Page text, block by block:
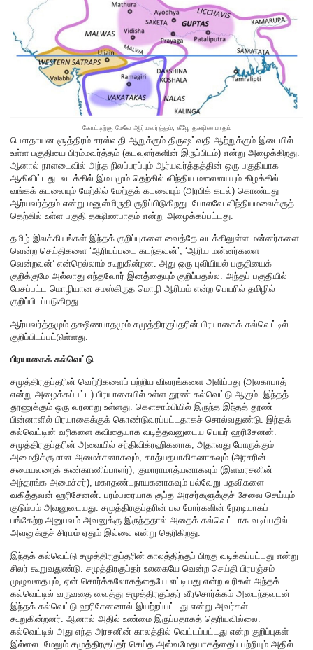
கோட்டிற்கு மேலே ஆர்யவர்த்தம், கீழே தக்ஷிணபாதம்
பௌதாயன சூத்திரம் சரஸ்வதி ஆறுக்கும் திருஷட்வதி ஆற்றுக்கும் இடையில்
உள்ள பகுதியை பிரம்மவர்த்தம் (கடவுளர்களின் இருப்பிடம்) என்று அழைக்கிறது.
ஆனால் நாளடைவில் அந்த நிலப்பரப்பும் ஆர்யவர்த்தத்தின் ஒரு பகுதியாக
ஆகிவிட்டது. வடக்கில் இமயமும் தெற்கில் விந்திய மலையையும் கிழக்கில்
வங்கக் கடலையும் மேற்கில் மேற்குக் கடலையும் (அரபிக் கடல்) கொண்டது
ஆர்யவர்த்தம் என்று மனுஸ்மிருதி குறிப்பிடுகிறது. போலவே விந்தியமலைக்குத்
தெற்கில் உள்ள பகுதி தக்ஷிணபாதம் என்று அழைக்கப்பட்டது.
தமிழ் இலக்கியங்கள் இந்தக் குறிப்புகளை வைத்தே வடக்கிலுள்ள மன்னர்களை
வென்ற செய்திகளை ‘ஆரியப்படை கடந்தவன்’, ‘ஆரிய மன்னர்களை
வென்றவன்’ என்றெல்லாம் கூறுகின்றன. அது ஒரு புவியியல் பகுதியைக்
குறிக்குமே அல்லாது எந்தவோர் இனத்தையும் குறிப்பதல்ல. அந்தப் பகுதியில்
பேசப்பட்ட மொழியான சமஸ்கிருத மொழி ஆரியம் என்ற பெயரில் தமிழில்
குறிப்பிடப்படுகிறது.
ஆர்யவர்த்தமும் தக்ஷிணபாதமும் சமுத்திரகுப்தரின் பிரயாகைக் கல்வெட்டில்
குறிப்பிடப்பட்டுள்ளது.
பிரயாகைக் கல்வெட்டு
சமுத்திரகுப்தரின் வெற்றிகளைப் பற்றிய விவரங்களை அளிப்பது (அலகாபாத்
என்று அழைக்கப்பட்ட) பிரயாகையில் உள்ள தூண் கல்வெட்டு ஆகும். இந்தத்
தூணுக்கும் ஒரு வரலாறு உள்ளது. கௌசாம்பியில் இருந்த இந்தத் தூண்
பின்னாளில் பிரயாகைக்குக் கொண்டுவரப்பட்டதாகச் சொல்வதுண்டு. இந்தக்
கல்வெட்டின் வரிகளை கவிதையாக வடித்தவனுடைய பெயர் ஹரிசேனன்.
சமுத்திரகுப்தரின் அவையில் சந்திவிக்ரஹிகனாக, அதாவது போருக்கும்
அமைதிக்குமான அமைச்சனாகவும், காத்யதபாகிகனாகவும் (அரசரின்
சமையலறைக் கண்காணிப்பாளர்), குமாராமாத்யனாகவும் (இளவரசனின்
அந்தரங்க அமைச்சர்), மகாதண்டநாயகனாகவும் பல்வேறு பதவிகளை
வகித்தவன் ஹரிசேனன். பரம்பரையாக குப்த அரசர்களுக்குச் சேவை செய்யும்
குடும்பம் அவனுடையது. சமுத்திரகுப்தரின் பல போர்களின் நேரடியாகப்
பங்கேற்ற அனுபவம் அவனுக்கு இருந்ததால் அதைக் கல்வெட்டாக வடிப்பதில்
அவனுக்குச் சிரமம் ஏதும் இல்லை என்று தெரிகிறது.
இந்தக் கல்வெட்டு சமுத்திரகுப்தரின் காலத்திற்குப் பிறகு வடிக்கப்பட்டது என்று
சிலர் கூறுவதுண்டு. சமுத்திரகுப்தர் உலகையே வென்ற செய்தி பிரபஞ்சம்
முழுவதையும், ஏன் சொர்க்கலோகத்தையே எட்டியது என்ற வரிகள் அந்தக்
கல்வெட்டில் வருவதை வைத்து சமுத்திரகுப்தர் வீரசொர்க்கம் அடைந்தவுடன்
இந்தக் கல்வெட்டு ஹரிசேனனால் இயற்றப்பட்டது என்று அவர்கள்
கூறுகின்றனர். ஆனால் அதில் உண்மை இருப்பதாகத் தெரியவில்லை.
கல்வெட்டில் அது எந்த அரசனின் காலத்தில் வெட்டப்பட்டது என்ற குறிப்புகள்
இல்லை. மேலும் சமுத்திரகுப்தர் செய்த அஸ்வமேதயாகத்தைப் பற்றியும் அதில்